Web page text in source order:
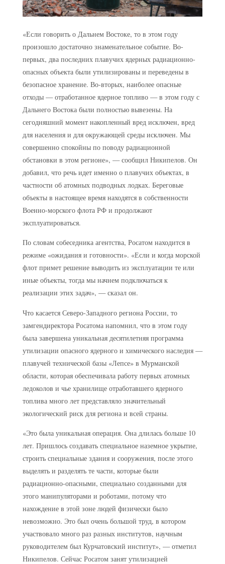
«Если говорить о Дальнем Востоке, то в этом году
произошло достаточно знаменательное событие. Во-
первых, два последних плавучих ядерных радиационно-
опасных объекта были утилизированы и переведены в
безопасное хранение. Во-вторых, наиболее опасные
отходы — отработанное ядерное топливо — в этом году с
Дальнего Востока были полностью вывезены. На
сегодняшний момент накопленный вред исключен, вред
для населения и для окружающей среды исключен. Мы
совершенно спокойны по поводу радиационной
обстановки в этом регионе», — сообщил Никипелов. Он
добавил, что речь идет именно о плавучих объектах, в
частности об атомных подводных лодках. Береговые
объекты в настоящее время находятся в собственности
Военно-морского флота РФ и продолжают
эксплуатироваться.
По словам собеседника агентства, Росатом находится в
режиме «ожидания и готовности». «Если и когда морской
флот примет решение выводить из эксплуатации те или
иные объекты, тогда мы начнем подключаться к
реализации этих задач», — сказал он.
Что касается Северо-Западного региона России, то
замгендиректора Росатома напомнил, что в этом году
была завершена уникальная десятилетняя программа
утилизации опасного ядерного и химического наследия —
плавучей технической базы «Лепсе» в Мурманской
области, которая обеспечивала работу первых атомных
ледоколов и чье хранилище отработавшего ядерного
топлива много лет представляло значительный
экологический риск для региона и всей страны.
«Это была уникальная операция. Она длилась больше 10
лет. Пришлось создавать специальное наземное укрытие,
строить специальные здания и сооружения, после этого
выделять и разделять те части, которые были
радиационно-опасными, специально созданными для
этого манипуляторами и роботами, потому что
нахождение в этой зоне людей физически было
невозможно. Это был очень большой труд, в котором
участвовало много раз разных институтов, научным
руководителем был Курчатовский институт», — отметил
Никипелов. Сейчас Росатом занят утилизацией